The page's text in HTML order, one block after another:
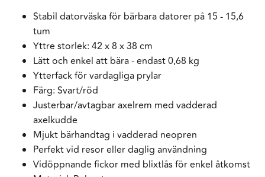
Stabil datorväska för bärbara datorer på 15 - 15,6
tum
Yttre storlek: 42 x 8 x 38 cm
Lätt och enkel att bära - endast 0,68 kg
Ytterfack för vardagliga prylar
Färg: Svart/röd
Justerbar/avtagbar axelrem med vadderad
axelkudde
Mjukt bärhandtag i vadderad neopren
Perfekt vid resor eller daglig användning
Vidöppnande fickor med blixtlås för enkel åtkomst